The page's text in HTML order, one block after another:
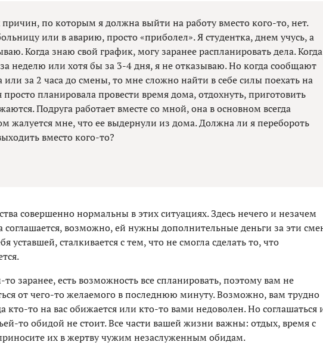
по которым я должна выйти на работу вместо кого-то, нет.
или в аварию, просто «приболел». Я студентка, днем учусь, а
Когда знаю свой график, могу заранее распланировать дела. Когда
неделю или хотя бы за 3-4 дня, я не отказываю. Но когда сообщают
или за 2 часа до смены, то мне сложно найти в себе силы поехать на
просто планировала провести время дома, отдохнуть, приготовить
Подруга работает вместе со мной, она в основном всегда
жалуется мне, что ее выдернули из дома. Должна ли я перебороть
вместо кого-то?
совершенно нормальны в этих ситуациях. Здесь нечего и незачем
соглашается, возможно, ей нужны дополнительные деньги за эти
уставшей, сталкивается с тем, что не смогла сделать то, что
то заранее, есть возможность все спланировать, поэтому вам не
от чего-то желаемого в последнюю минуту. Возможно, вам трудно
кто-то на вас обижается или кто-то вами недоволен. Но соглашаться
то обидой не стоит. Все части вашей жизни важны: отдых, время с
их в жертву чужим незаслуженным обидам.